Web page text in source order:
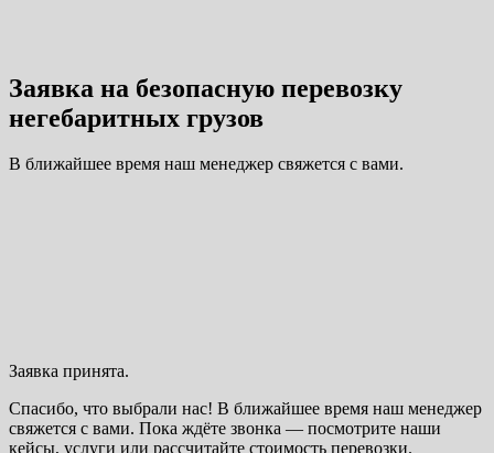
Заявка на безопасную перевозку
негебаритных грузов
В ближайшее время наш менеджер свяжется с вами.
Заявка принята.
Спасибо, что выбрали нас! В ближайшее время наш менеджер
свяжется с вами. Пока ждёте звонка — посмотрите наши
кейсы, услуги или рассчитайте стоимость перевозки.